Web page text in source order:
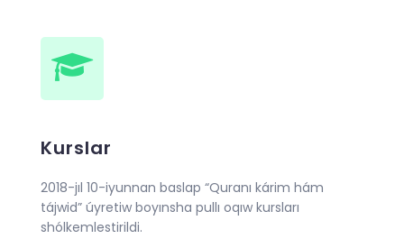
Kurslar
2018-jıl 10-iyunnan baslap “Quranı kárim hám
tájwid” úyretiw boyınsha pullı oqıw kursları
shólkemlestirildi.